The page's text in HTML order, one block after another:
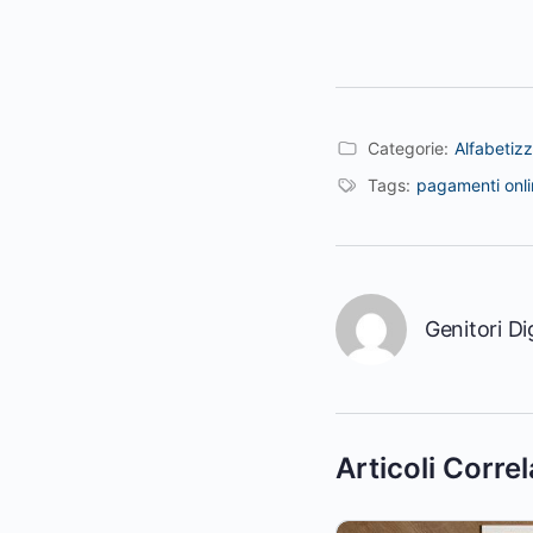
Categorie:
Tags: pagamenti
Genitori
Articoli